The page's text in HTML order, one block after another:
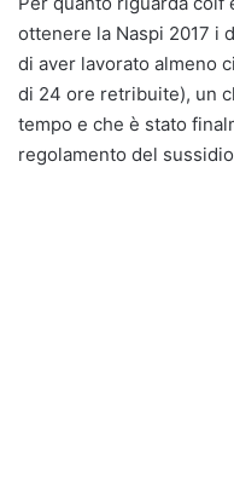
ottenere la Naspi 2017 i
di aver lavorato almeno
di 24 ore retribuite), un
tempo e che è stato
regolamento del